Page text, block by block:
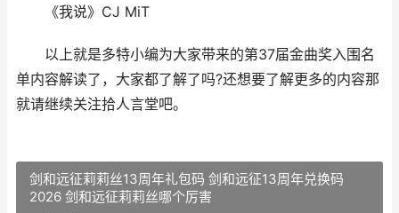
《我说》CJ MiT
以上就是多特小编为大家带来的第37届金曲奖入围名
单内容解读了，大家都了解了吗?还想要了解更多的内容那
就请继续关注拾人言堂吧。
剑和远征莉莉丝13周年礼包码 剑和远征13周年兑换码
2026 剑和远征莉莉丝哪个厉害